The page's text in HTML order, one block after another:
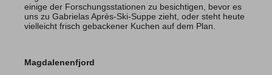
einige der Forschungsstationen zu besichtigen, bevor es
uns zu Gabrielas Après-Ski-Suppe zieht, oder steht heute
vielleicht frisch gebackener Kuchen auf dem Plan.
Magdalenenfjord